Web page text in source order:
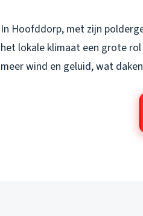
In Hoofddorp, met zijn
het lokale klimaat een grote
meer wind en geluid, wat